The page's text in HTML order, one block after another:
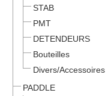
STAB
PMT
DETENDEURS
Bouteilles
Divers/Accessoires
PADDLE